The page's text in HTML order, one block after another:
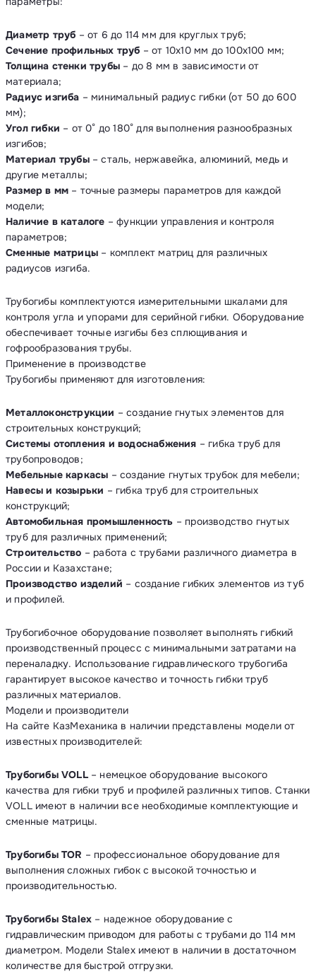
Диаметр труб – от 6 до 114 мм для круглых труб;
Сечение профильных труб – от 10х10 мм до 100х100 мм;
Толщина стенки трубы – до 8 мм в зависимости от
материала;
Радиус изгиба – минимальный радиус гибки (от 50 до 600
мм);
Угол гибки – от 0° до 180° для выполнения разнообразных
изгибов;
Материал трубы– сталь, нержавейка, алюминий, медь и
другие металлы;
Размер в мм – точные размеры параметров для каждой
модели;
Наличие в каталоге – функции управления и контроля
параметров;
Сменные матрицы – комплект матриц для различных
радиусов изгиба.
Трубогибы комплектуются измерительными шкалами для
контроля угла и упорами для серийной гибки. Оборудование
обеспечивает точные изгибы без сплющивания и
гофрообразования трубы.
Применение в производстве
Трубогибы применяют для изготовления:
Металлоконструкции – создание гнутых элементов для
строительных конструкций;
Системы отопления и водоснабжения – гибка труб для
трубопроводов;
Мебельные каркасы – создание гнутых трубок для мебели;
Навесы и козырьки – гибка труб для строительных
конструкций;
Автомобильная промышленность – производство гнутых
труб для различных применений;
Строительство – работа с трубами различного диаметра в
России и Казахстане;
Производство изделий – создание гибких элементов из туб
и профилей.
Трубогибочное оборудование позволяет выполнять гибкий
производственный процесс с минимальными затратами на
переналадку. Использование гидравлического трубогиба
гарантирует высокое качество и точность гибки труб
различных материалов.
Модели и производители
На сайте КазМеханика в наличии представлены модели от
известных производителей:
Трубогибы VOLL– немецкое оборудование высокого
качества для гибки труб и профилей различных типов. Станки
VOLL имеют в наличии все необходимые комплектующие и
сменные матрицы.
Трубогибы TOR – профессиональное оборудование для
выполнения сложных гибок с высокой точностью и
производительностью.
Трубогибы Stalex – надежное оборудование с
гидравлическим приводом для работы с трубами до 114 мм
диаметром. Модели Stalex имеют в наличии в достаточном
количестве для быстрой отгрузки.